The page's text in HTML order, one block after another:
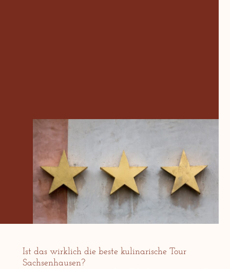
Ist das wirklich die beste kulinarische Tour
Sachsenhausen?